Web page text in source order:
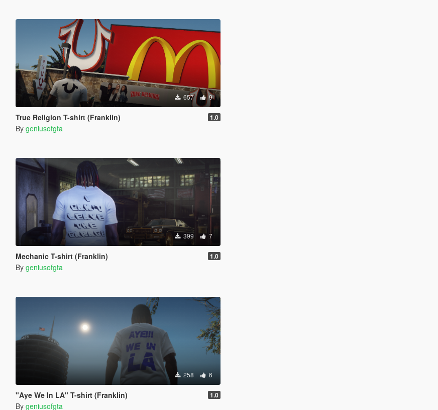
657 9
True Religion T-shirt (Franklin) 1.0
By geniusofgta
399 7
Mechanic T-shirt (Franklin) 1.0
By geniusofgta
258 6
"Aye We In LA" T-shirt (Franklin) 1.0
By geniusofgta